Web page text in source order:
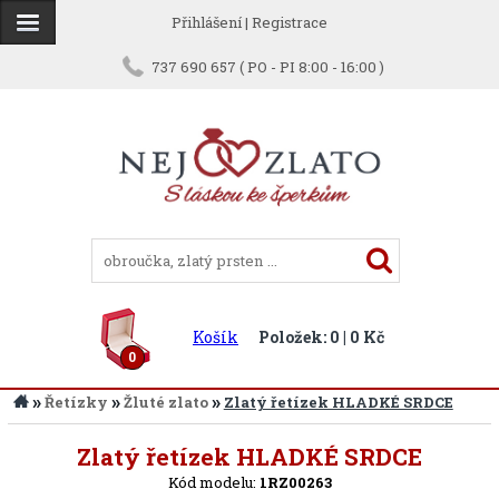
Přihlášení| Registrace
737 690 657 ( PO - PI 8:00 - 16:00 )
0
Košík Položek: 0 | 0 Kč
»Řetízky »Žluté zlato» Zlatý řetízek HLADKÉ SRDCE
Zlatý řetízek HLADKÉ SRDCE
Kód modelu: 1RZ00263